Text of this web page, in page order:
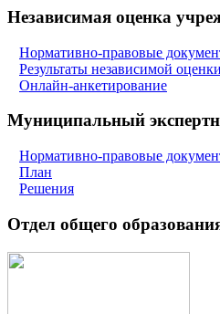
Независимая оценка
Нормативно-правовые
Результаты независимой оценки
Онлайн-анкетирование
Муниципальный
Нормативно-правовые
План
Решения
Отдел общего